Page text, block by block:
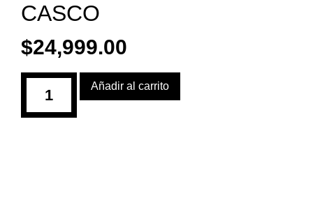
CASCO
$24,999.00
Añadir al carrito